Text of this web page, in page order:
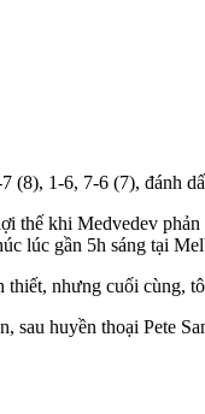
(8), 1-6, 7-6 (7), đánh
khi Medvedev
lúc gần 5h sáng tại
nhưng cuối cùng,
huyền thoại Pete